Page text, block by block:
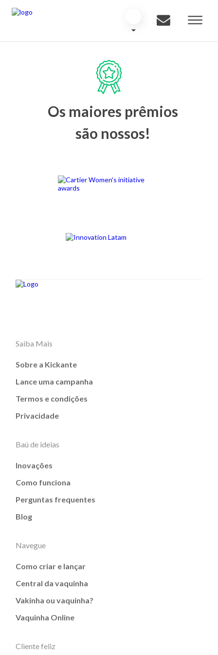
Os maiores prêmios
são nossos!
Saiba Mais
Sobre a Kickante
Lance uma campanha
Termos e condições
Privacidade
Baú de ideias
Inovações
Como funciona
Perguntas frequentes
Blog
Navegue
Como criar e lançar
Central da vaquinha
Vakinha ou vaquinha?
Vaquinha Online
Cliente feliz